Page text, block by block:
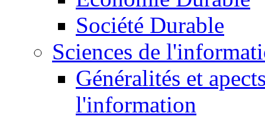
Société Durable
Sciences de
Généralités et
l'information